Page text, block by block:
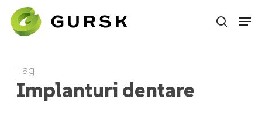
Tag
Implanturi dentare